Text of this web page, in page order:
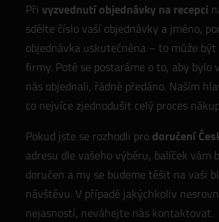
Při vyzvednutí objednávky na recepci
sdělte číslo vaší objednávky a jméno,
objednávka uskutečněna – to může
firmy. Poté se postaráme o to, aby bylo
nás objednali, řádně předáno. Naším
co nejvíce zjednodušit celý proces
Pokud jste se rozhodli prodoručení
adresu dle vašeho výběru, balíček vám
doručen a my se budeme těšit na vaši
návštěvu. V případě jakýchkoliv
nejasností, neváhejte nás kontaktovat.